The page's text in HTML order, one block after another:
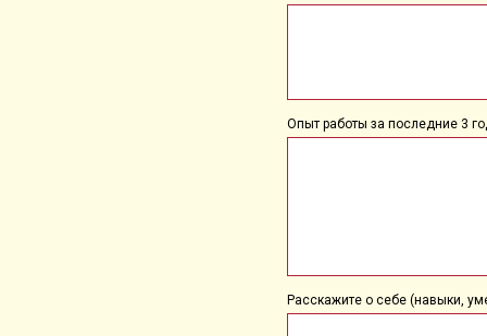
Опыт работы за последние 3
Расскажите о себе (навыки,